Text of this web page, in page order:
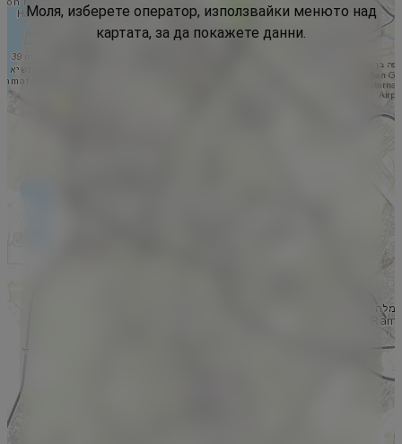
Моля, изберете оператор, използвайки менюто над
картата, за да покажете данни.